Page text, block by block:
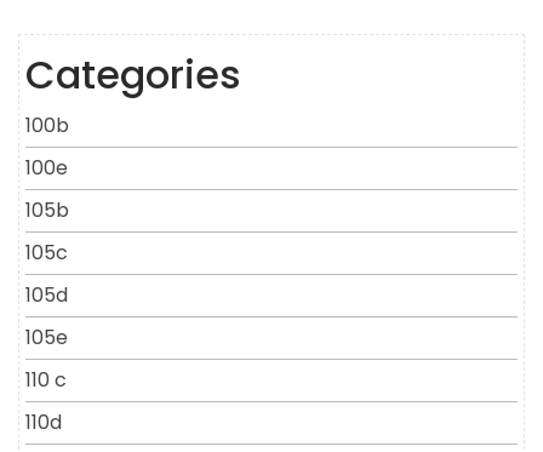
Categories
100b
100e
105b
105c
105d
105e
110 c
110d